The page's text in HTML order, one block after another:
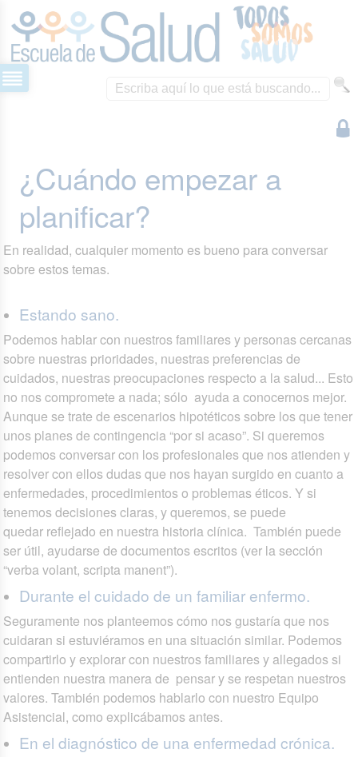
¿Cuándo empezar a
planificar?
En realidad, cualquier momento es bueno para conversar
sobre estos temas.
Estando sano.
Podemos hablar con nuestros familiares y personas cercanas
sobre nuestras prioridades, nuestras preferencias de
cuidados, nuestras preocupaciones respecto a la salud... Esto
no nos compromete a nada; sólo ayuda a conocernos mejor.
Aunque se trate de escenarios hipotéticos sobre los que tener
unos planes de contingencia “por si acaso”. Si queremos
podemos conversar con los profesionales que nos atienden y
resolver con ellos dudas que nos hayan surgido en cuanto a
enfermedades, procedimientos o problemas éticos. Y si
tenemos decisiones claras, y queremos, se puede
quedar reflejado en nuestra historia clínica. También puede
ser útil, ayudarse de documentos escritos (ver la sección
“verba volant, scripta manent”).
Durante el cuidado de un familiar enfermo.
Seguramente nos planteemos cómo nos gustaría que nos
cuidaran si estuviéramos en una situación similar. Podemos
compartirlo y explorar con nuestros familiares y allegados si
entienden nuestra manera de pensar y se respetan nuestros
valores. También podemos hablarlo con nuestro Equipo
Asistencial, como explicábamos antes.
En el diagnóstico de una enfermedad crónica.